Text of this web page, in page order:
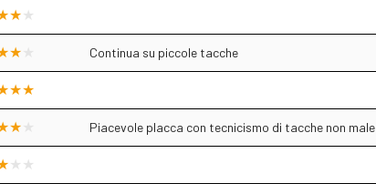
Continua su piccole tacche
Piacevole placca con tecnicismo di tacche non male